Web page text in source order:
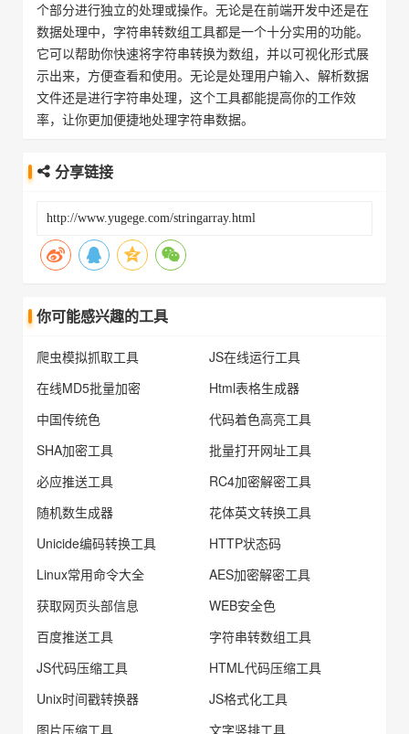
个部分进行独立的处理或操作。无论是在前端开发中还是在
数据处理中，字符串转数组工具都是一个十分实用的功能。
它可以帮助你快速将字符串转换为数组，并以可视化形式展
示出来，方便查看和使用。无论是处理用户输入、解析数据
文件还是进行字符串处理，这个工具都能提高你的工作效
率，让你更加便捷地处理字符串数据。
分享链接
你可能感兴趣的工具
爬虫模拟抓取工具
JS在线运行工具
在线MD5批量加密
Html表格生成器
中国传统色
代码着色高亮工具
SHA加密工具
批量打开网址工具
必应推送工具
RC4加密解密工具
随机数生成器
花体英文转换工具
Unicide编码转换工具
HTTP状态码
Linux常用命令大全
AES加密解密工具
获取网页头部信息
WEB安全色
百度推送工具
字符串转数组工具
JS代码压缩工具
HTML代码压缩工具
Unix时间戳转换器
JS格式化工具
图片压缩工具
文字竖排工具